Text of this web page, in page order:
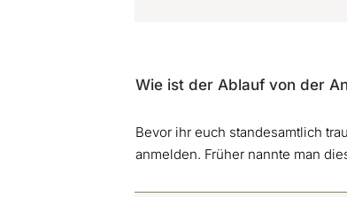
Wie ist der Ablauf von der
Bevor ihr euch standesamtlich
anmelden. Früher nannte man